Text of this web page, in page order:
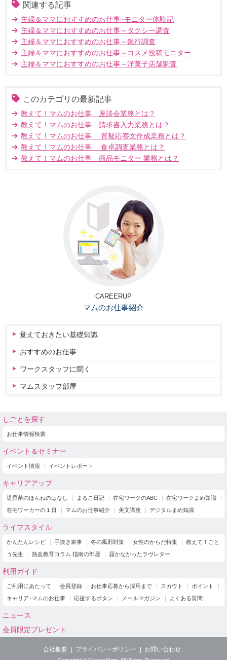
関連する記事
主婦＆ママにおすすめのお仕事~モニター体験記
主婦＆ママにおすすめのお仕事～タクシー調査
主婦＆ママにおすすめのお仕事～銀行調査
主婦＆ママにおすすめのお仕事～コスメ投稿モニター
主婦＆ママにおすすめのお仕事～洋菓子店舗調査
このカテゴリの最新記事
教えて！マムのお仕事 座談会業務とは？
教えて！マムのお仕事 請求書入力業務とは？
教えて！マムのお仕事 質疑応答文作成業務とは？
教えて！マムのお仕事 食卓調査業務とは？
教えて！マムのお仕事 商品モニター 業務とは？
CAREERUP
マムのお仕事紹介
覚えておきたい基礎知識
おすすめのお仕事
ワークスタッフに聞く
マムスタッフ部屋
しごとを探す
お仕事情報検索
イベント＆セミナー
イベント情報 イベントレポート
キャリアアップ
堤香苗のほんねのはなし まるこ日記 在宅ワークのABC
在宅ワークまめ知識
在宅ワーカーの１日
マムのお仕事紹介 美文講座 デジタルまめ知識
ライフスタイル
かんたんレシピ 手抜き家事 冬の風邪対策 女性のからだ特集
教えて！ごと
う先生
熱血教育コラム 指南の部屋 届かなかったラヴレター
利用ガイド
ご利用にあたって 会員登録 お仕事応募から採用まで スカウト
ポイント
キャリア･マムのお仕事
応援するボタン メールマガジン よくある質問
ニュース
会員限定プレゼント
会社概要 プライバシーポリシー お問い合わせ